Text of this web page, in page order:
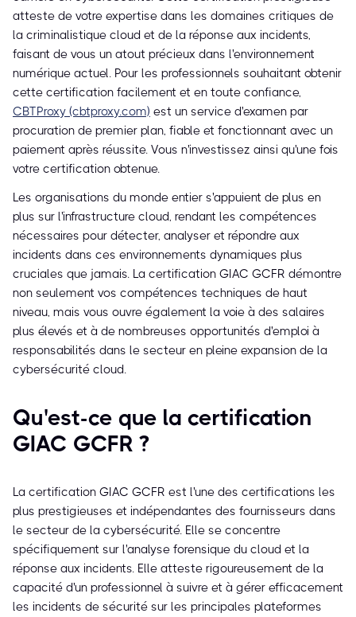
atteste de votre expertise dans les domaines critiques de
la criminalistique cloud et de la réponse aux incidents,
faisant de vous un atout précieux dans l'environnement
numérique actuel. Pour les professionnels souhaitant obtenir
cette certification facilement et en toute confiance,
CBTProxy (cbtproxy.com) est un service d'examen par
procuration de premier plan, fiable et fonctionnant avec un
paiement après réussite. Vous n'investissez ainsi qu'une fois
votre certification obtenue.
Les organisations du monde entier s'appuient de plus en
plus sur l'infrastructure cloud, rendant les compétences
nécessaires pour détecter, analyser et répondre aux
incidents dans ces environnements dynamiques plus
cruciales que jamais. La certification GIAC GCFR démontre
non seulement vos compétences techniques de haut
niveau, mais vous ouvre également la voie à des salaires
plus élevés et à de nombreuses opportunités d'emploi à
responsabilités dans le secteur en pleine expansion de la
cybersécurité cloud.
Qu'est-ce que la certification
GIAC GCFR ?
La certification GIAC GCFR est l'une des certifications les
plus prestigieuses et indépendantes des fournisseurs dans
le secteur de la cybersécurité. Elle se concentre
spécifiquement sur l'analyse forensique du cloud et la
réponse aux incidents. Elle atteste rigoureusement de la
capacité d'un professionnel à suivre et à gérer efficacement
les incidents de sécurité sur les principales plateformes